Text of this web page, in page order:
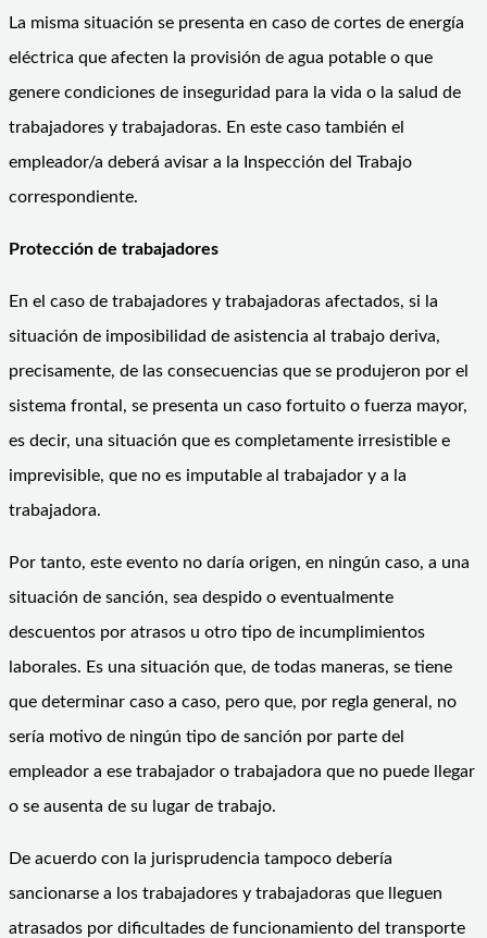
La misma situación se presenta en caso de cortes de energía
eléctrica que afecten la provisión de agua potable o que
genere condiciones de inseguridad para la vida o la salud de
trabajadores y trabajadoras. En este caso también el
empleador/a deberá avisar a la Inspección del Trabajo
correspondiente.
Protección de trabajadores
En el caso de trabajadores y trabajadoras afectados, si la
situación de imposibilidad de asistencia al trabajo deriva,
precisamente, de las consecuencias que se produjeron por el
sistema frontal, se presenta un caso fortuito o fuerza mayor,
es decir, una situación que es completamente irresistible e
imprevisible, que no es imputable al trabajador y a la
trabajadora.
Por tanto, este evento no daría origen, en ningún caso, a una
situación de sanción, sea despido o eventualmente
descuentos por atrasos u otro tipo de incumplimientos
laborales. Es una situación que, de todas maneras, se tiene
que determinar caso a caso, pero que, por regla general, no
sería motivo de ningún tipo de sanción por parte del
empleador a ese trabajador o trabajadora que no puede llegar
o se ausenta de su lugar de trabajo.
De acuerdo con la jurisprudencia tampoco debería
sancionarse a los trabajadores y trabajadoras que lleguen
atrasados por dificultades de funcionamiento del transporte